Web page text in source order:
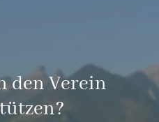
den Verein